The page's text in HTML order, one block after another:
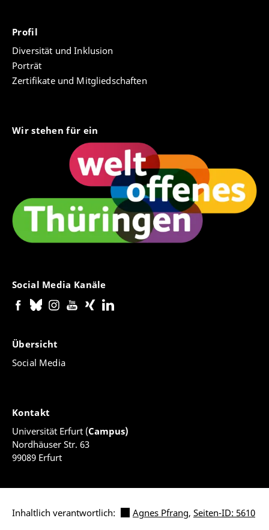
Profil
Diversität und Inklusion
Porträt
Zertifikate und Mitgliedschaften
Wir stehen für ein
Social Media Kanäle
Übersicht
Social Media
Kontakt
Universität Erfurt (Campus)
Nordhäuser Str. 63
99089 Erfurt
Inhaltlich verantwortlich: Agnes Pfrang, Seiten-ID: 5610